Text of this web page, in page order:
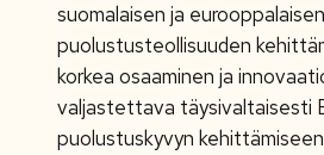
suomalaisen ja eurooppalaisen
puolustusteollisuuden
korkea osaaminen ja
valjastettava täysivaltaisesti
puolustuskyvyn